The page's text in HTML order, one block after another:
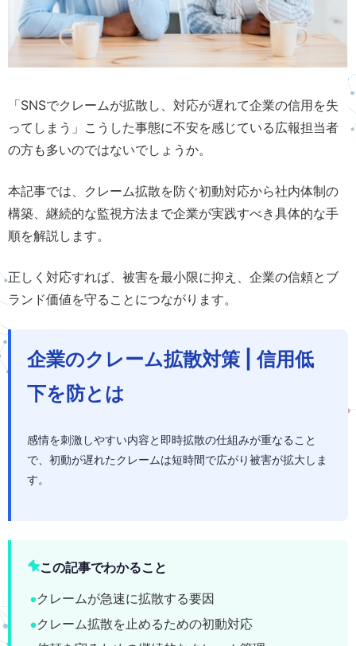
「SNSでクレームが拡散し、対応が遅れて企業の信用を失
ってしまう」こうした事態に不安を感じている広報担当者
の方も多いのではないでしょうか。
本記事では、クレーム拡散を防ぐ初動対応から社内体制の
構築、継続的な監視方法まで企業が実践すべき具体的な手
順を解説します。
正しく対応すれば、被害を最小限に抑え、企業の信頼とブ
ランド価値を守ることにつながります。
企業のクレーム拡散対策 | 信用低
下を防とは
感情を刺激しやすい内容と即時拡散の仕組みが重なること
で、初動が遅れたクレームは短時間で広がり被害が拡大しま
す。
この記事でわかること
クレームが急速に拡散する要因
クレーム拡散を止めるための初動対応